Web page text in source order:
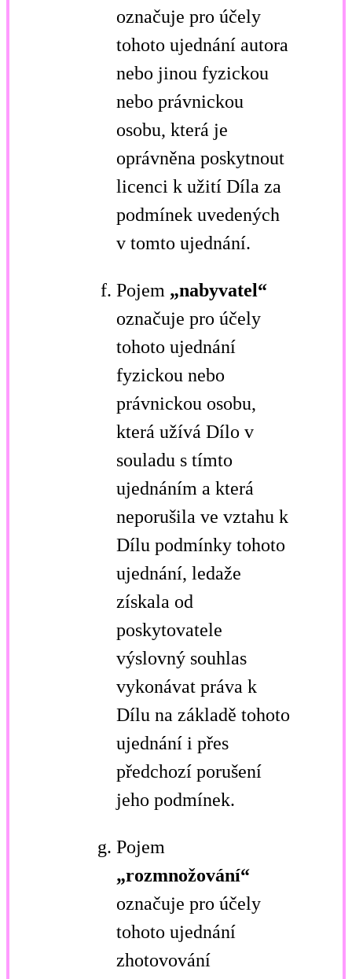
označuje pro účely
tohoto ujednání autora
nebo jinou fyzickou
nebo právnickou
osobu, která je
oprávněna poskytnout
licenci k užití Díla za
podmínek uvedených
v tomto ujednání.
Pojem „nabyvatel“
označuje pro účely
tohoto ujednání
fyzickou nebo
právnickou osobu,
která užívá Dílo v
souladu s tímto
ujednáním a která
neporušila ve vztahu k
Dílu podmínky tohoto
ujednání, ledaže
získala od
poskytovatele
výslovný souhlas
vykonávat práva k
Dílu na základě tohoto
ujednání i přes
předchozí porušení
jeho podmínek.
Pojem
„rozmnožování“
označuje pro účely
tohoto ujednání
zhotovování